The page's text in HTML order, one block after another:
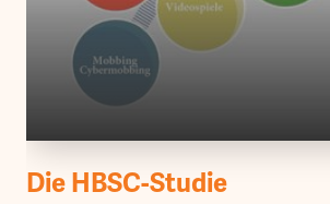
Die HBSC-Studie